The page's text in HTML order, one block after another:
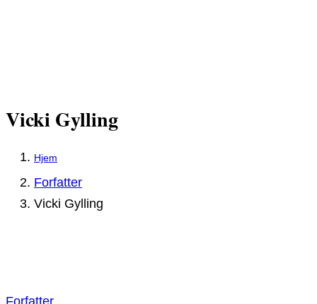
Vicki Gylling
Forfatter
Vicki Gylling